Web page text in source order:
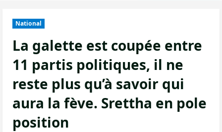
National
La galette est coupée entre
11 partis politiques, il ne
reste plus qu’à savoir qui
aura la fève. Srettha en pole
position